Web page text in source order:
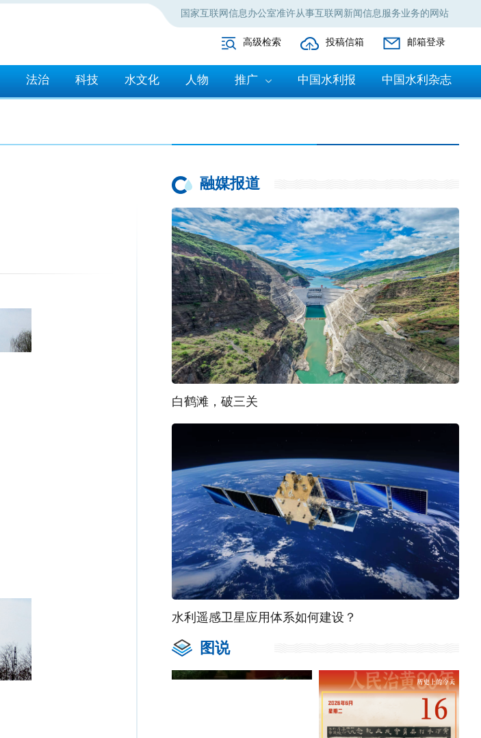
国家互联网信息办公室准许从事互联网新闻信息服务业务的网站
高级检索 投稿信箱 邮箱登录
法治 科技 水文化 人物 推广 中国水利报 中国水利杂志
融媒报道
白鹤滩，破三关
水利遥感卫星应用体系如何建设？
图说